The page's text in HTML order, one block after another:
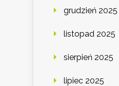
grudzień 2025
listopad 2025
sierpień 2025
lipiec 2025